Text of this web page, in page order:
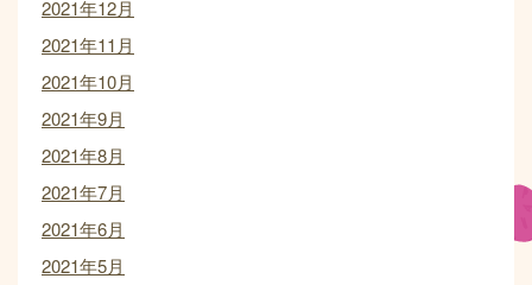
2021年12月
2021年11月
2021年10月
2021年9月
2021年8月
2021年7月
2021年6月
2021年5月